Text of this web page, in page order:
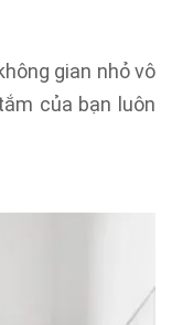
gian nhỏ vô
của bạn luôn